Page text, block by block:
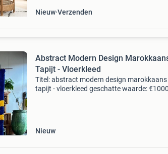
Nieuw Verzenden
Abstract Modern Design
Tapijt - Vloerkleed
Titel: abstract modern design
tapijt - vloerkleed geschatte waarde:
Nieuw